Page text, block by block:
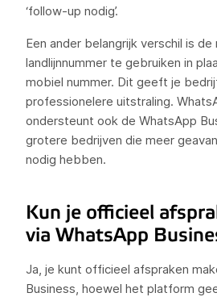
‘follow-up nodig’.
Een ander belangrijk verschil is
landlijnnummer te gebruiken in
mobiel nummer. Dit geeft je
professionelere uitstraling.
ondersteunt ook de WhatsApp
grotere bedrijven die meer
nodig hebben.
Kun je officieel
via WhatsApp
Ja, je kunt officieel afspraken
Business, hoewel het platform